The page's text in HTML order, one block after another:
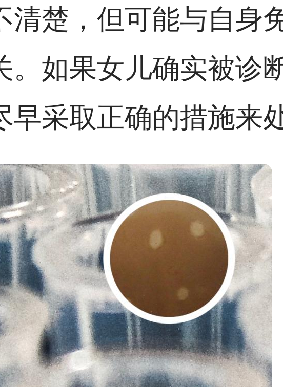
清楚，但可能与自身
。如果女儿确实被诊
早采取正确的措施来